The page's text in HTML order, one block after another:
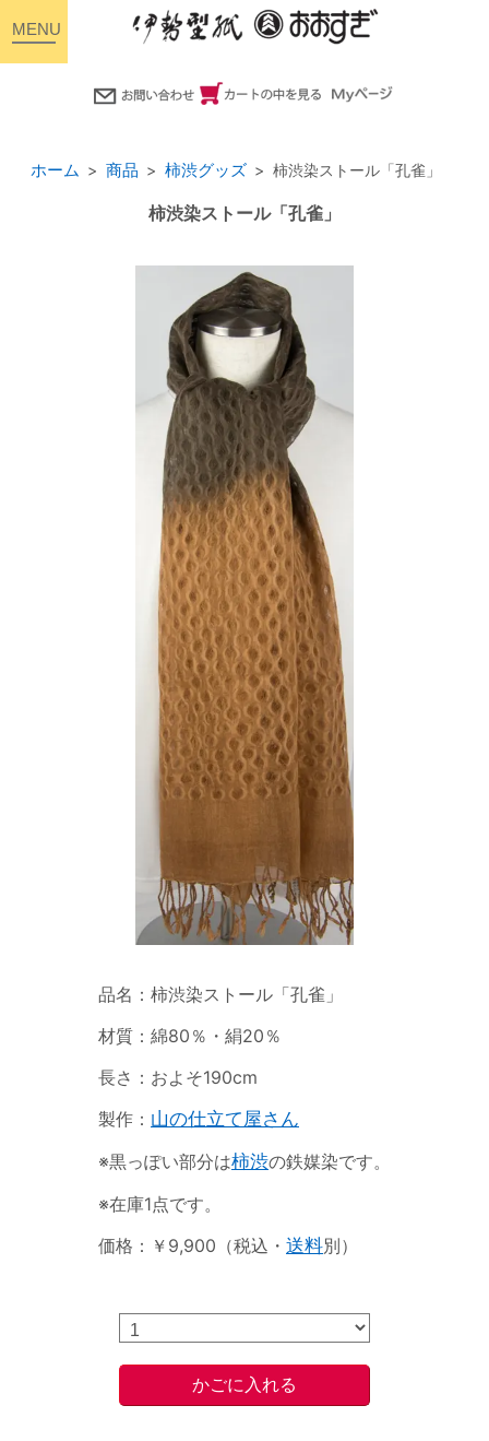
ホーム 商品 柿渋グッズ 柿渋染ストール「孔雀」
柿渋染ストール「孔雀」
品名：柿渋染ストール「孔雀」
材質：綿80％・絹20％
長さ：およそ190cm
製作： 山の仕立て屋さん
※黒っぽい部分は柿渋の鉄媒染です。
※在庫1点です。
価格：￥9,900（税込・ 送料別）
toggle
navigation